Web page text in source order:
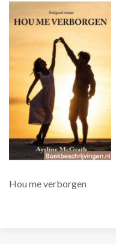
Hou me verborgen